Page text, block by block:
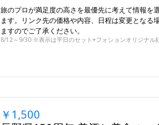
旅のプロが満足度の高さを最優先に考えて情報を
ます。リンク先の価格や内容、日程は変更となる
ますのでご了承ください。
￥1,500